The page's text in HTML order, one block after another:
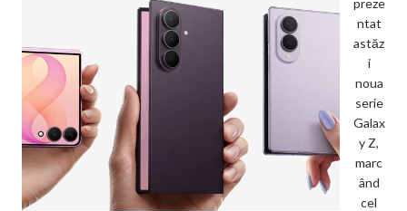
ntat
astăz
i
noua
serie
Galax
y Z,
marc
ând
cel